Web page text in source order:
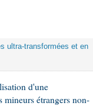
ultra-transformées et en
d'une
mineurs étrangers non-